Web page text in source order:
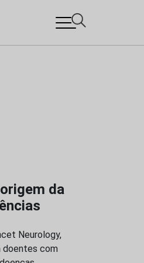
da
Neurology,
doentes com